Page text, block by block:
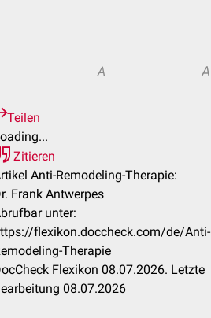
A A
Teilen
Zitieren
Anti-Remodeling-Therapie:
Frank Antwerpes
unter:
flexikon.doccheck.com/de/Anti-
Therapie
Flexikon 08.07.2026. Letzte
08.07.2026